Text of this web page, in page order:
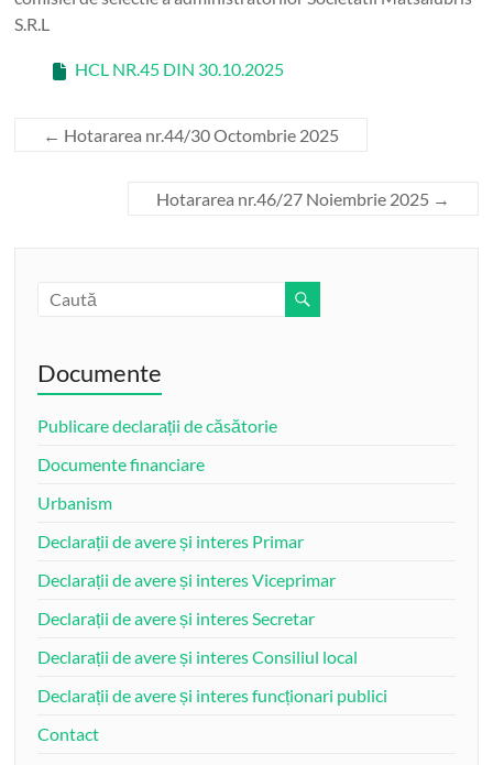
S.R.L
HCL NR.45 DIN 30.10.2025
← Hotararea nr.44/30 Octombrie 2025
Hotararea nr.46/27 Noiembrie 2025 →
Documente
Publicare declarații de căsătorie
Documente financiare
Urbanism
Declarații de avere și interes Primar
Declarații de avere și interes Viceprimar
Declarații de avere și interes Secretar
Declarații de avere și interes Consiliul local
Declarații de avere și interes funcționari publici
Contact